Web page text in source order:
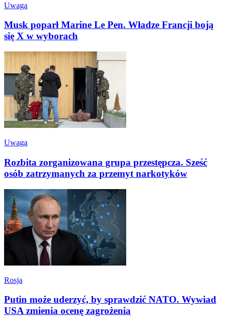
Uwaga
Musk poparł Marine Le Pen. Władze Francji boją
się X w wyborach
Uwaga
Rozbita zorganizowana grupa przestępcza. Sześć
osób zatrzymanych za przemyt narkotyków
Rosja
Putin może uderzyć, by sprawdzić NATO. Wywiad
USA zmienia ocenę zagrożenia